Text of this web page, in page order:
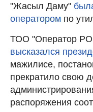
"Жасыл Даму"
оператором по
ТОО "Оператор
высказался
мажилисе,
прекратило свою
распоряжения